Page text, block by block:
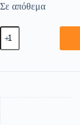
Σε απόθεμα